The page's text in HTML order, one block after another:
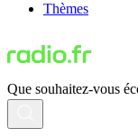
Thèmes
Que souhaitez-vous